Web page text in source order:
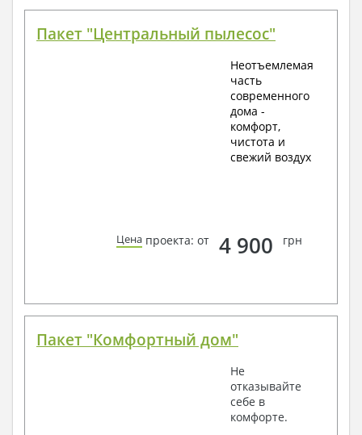
Пакет "Центральный пылесос"
Неотъемлемая
часть
современного
дома -
комфорт,
чистота и
свежий воздух
Цена проекта: от 4 900 грн
Пакет "Комфортный дом"
Не
отказывайте
себе в
комфорте.